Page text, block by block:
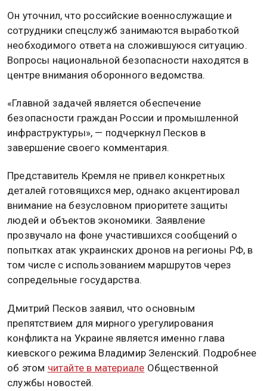
Он уточнил, что российские военнослужащие и
сотрудники спецслужб занимаются выработкой
необходимого ответа на сложившуюся ситуацию.
Вопросы национальной безопасности находятся в
центре внимания оборонного ведомства.
«Главной задачей является обеспечение
безопасности граждан России и промышленной
инфраструктуры», — подчеркнул Песков в
завершение своего комментария.
Представитель Кремля не привел конкретных
деталей готовящихся мер, однако акцентировал
внимание на безусловном приоритете защиты
людей и объектов экономики. Заявление
прозвучало на фоне участившихся сообщений о
попытках атак украинских дронов на регионы РФ, в
том числе с использованием маршрутов через
сопредельные государства.
Дмитрий Песков заявил, что основным
препятствием для мирного урегулирования
конфликта на Украине является именно глава
киевского режима Владимир Зеленский. Подробнее
об этом читайте в материале Общественной
службы новостей.